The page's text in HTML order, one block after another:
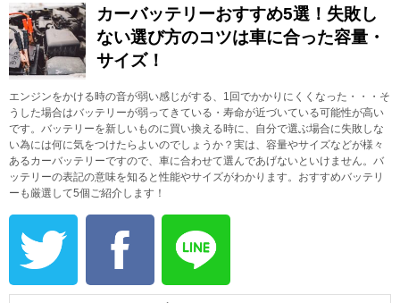
カーバッテリーおすすめ5選！失敗し
ない選び方のコツは車に合った容量・
サイズ！
エンジンをかける時の音が弱い感じがする、1回でかかりにくくなった・・・そ
うした場合はバッテリーが弱ってきている・寿命が近づいている可能性が高い
です。バッテリーを新しいものに買い換える時に、自分で選ぶ場合に失敗しな
い為には何に気をつけたらよいのでしょうか？実は、容量やサイズなどが様々
あるカーバッテリーですので、車に合わせて選んであげないといけません。バ
ッテリーの表記の意味を知ると性能やサイズがわかります。おすすめバッテリ
ーも厳選して5個ご紹介します！